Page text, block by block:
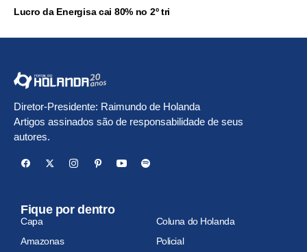
Lucro da Energisa cai 80% no 2º tri
Diretor-Presidente: Raimundo de Holanda
Artigos assinados são de responsabilidade de seus
autores.
Fique por dentro
Capa
Coluna do Holanda
Amazonas
Policial